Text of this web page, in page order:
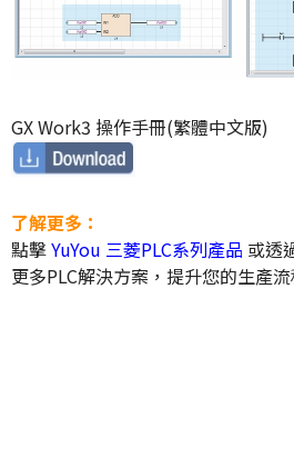
GX Work3 操作手冊(繁體中文版)
了解更多：
點擊YuYou 三菱PLC系列產品 或透
更多PLC解決方案，提升您的生產流